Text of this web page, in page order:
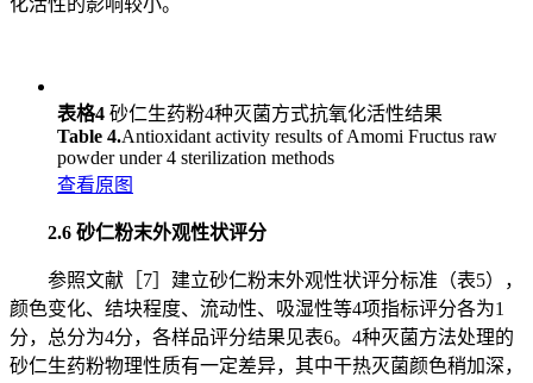
化活性的影响较小。
表格4 砂仁生药粉4种灭菌方式抗氧化活性结果
Table 4.Antioxidant activity results of Amomi Fructus raw
powder under 4 sterilization methods
查看原图
2.6 砂仁粉末外观性状评分
参照文献［7］建立砂仁粉末外观性状评分标准（表5），
颜色变化、结块程度、流动性、吸湿性等4项指标评分各为1
分，总分为4分，各样品评分结果见表6。4种灭菌方法处理的
砂仁生药粉物理性质有一定差异，其中干热灭菌颜色稍加深，